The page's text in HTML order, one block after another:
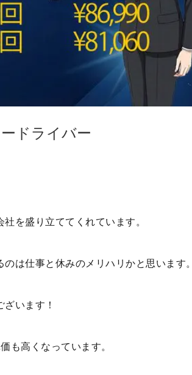
ドライバー
を盛り立ててくれています。
は仕事と休みのメリハリかと思います。
います！
も高くなっています。